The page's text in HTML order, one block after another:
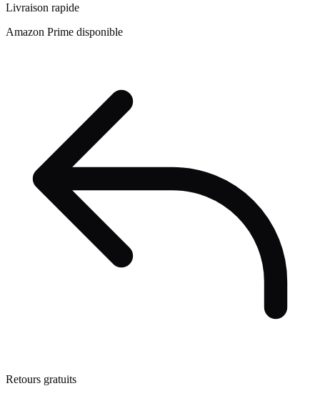
Livraison rapide
Amazon Prime disponible
Retours gratuits